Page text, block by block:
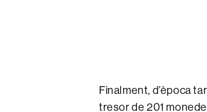
Finalment, d’època
tresor de 201